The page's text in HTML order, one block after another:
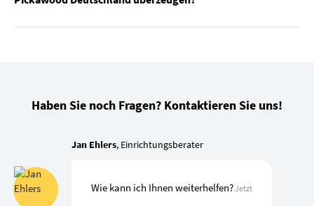
Haben Sie noch Fragen? Kontaktieren Sie uns!
Jan Ehlers, Einrichtungsberater
Wie kann ich Ihnen weiterhelfen?Jetzt